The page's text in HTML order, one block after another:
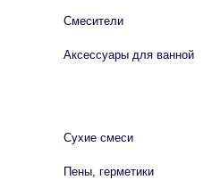
Смесители
Аксессуары для ванной
Сухие смеси
Пены, герметики